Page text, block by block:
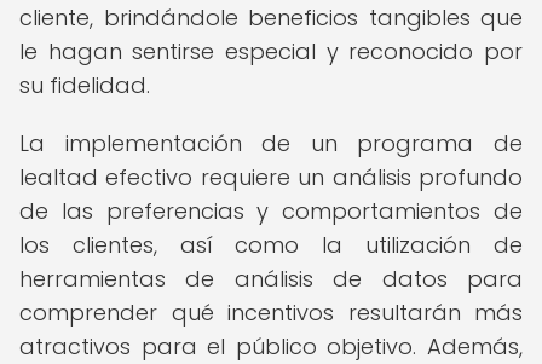
cliente, brindándole beneficios tangibles que
le hagan sentirse especial y reconocido por
su fidelidad.
La implementación de un programa de
lealtad efectivo requiere un análisis profundo
de las preferencias y comportamientos de
los clientes, así como la utilización de
herramientas de análisis de datos para
comprender qué incentivos resultarán más
atractivos para el público objetivo. Además,